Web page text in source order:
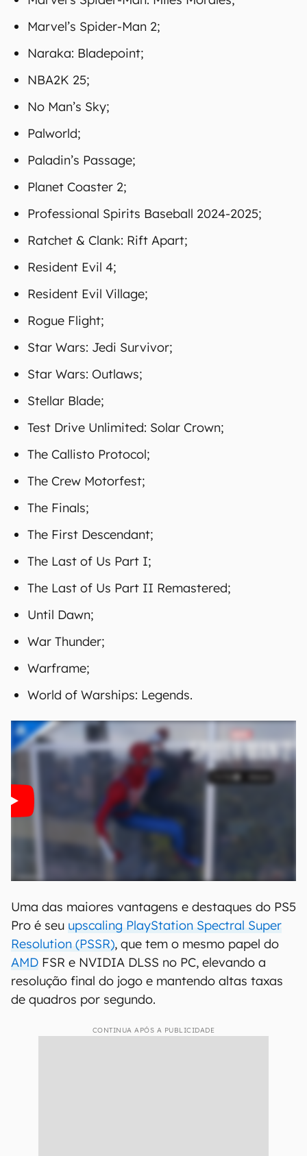
Marvel’s Spider-Man 2;
Naraka: Bladepoint;
NBA2K 25;
No Man’s Sky;
Palworld;
Paladin’s Passage;
Planet Coaster 2;
Professional Spirits Baseball 2024-2025;
Ratchet & Clank: Rift Apart;
Resident Evil 4;
Resident Evil Village;
Rogue Flight;
Star Wars: Jedi Survivor;
Star Wars: Outlaws;
Stellar Blade;
Test Drive Unlimited: Solar Crown;
The Callisto Protocol;
The Crew Motorfest;
The Finals;
The First Descendant;
The Last of Us Part I;
The Last of Us Part II Remastered;
Until Dawn;
War Thunder;
Warframe;
World of Warships: Legends.
Uma das maiores vantagens e destaques do PS5
Pro é seu upscaling PlayStation Spectral Super
Resolution (PSSR), que tem o mesmo papel do
AMD FSR e NVIDIA DLSS no PC, elevando a
resolução final do jogo e mantendo altas taxas
de quadros por segundo.
CONTINUA APÓS A PUBLICIDADE